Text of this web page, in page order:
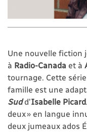
Une nouvelle fiction
à Radio-Canada et à
tournage. Cette
famille est une
Sudd’Isabelle Picard
deux » en langue
deux jumeaux ados